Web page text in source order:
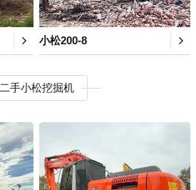
小松200-8
二手小松挖掘机